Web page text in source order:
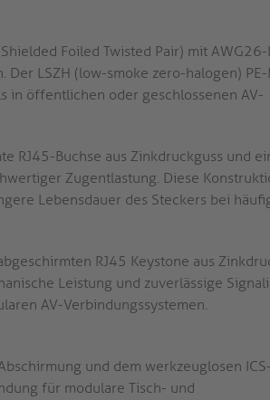
Foiled Twisted Pair) mit
LSZH (low-smoke zero-halogen)
in öffentlichen oder geschlossenen AV-
RJ45-Buchse aus Zinkdruckguss und
Zugentlastung. Diese
Lebensdauer des Steckers bei
RJ45 Keystone aus
Leistung und zuverlässige
AV-Verbindungssystemen.
und dem werkzeuglosen
für modulare Tisch- und